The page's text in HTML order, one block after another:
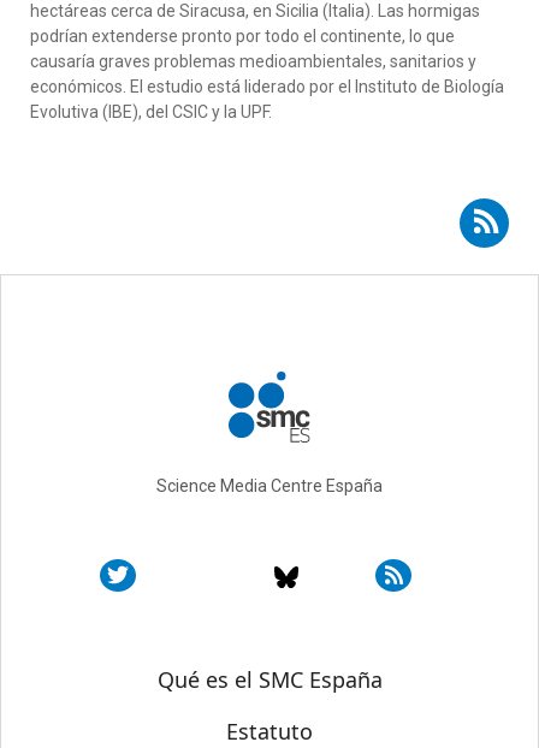
hectáreas cerca de Siracusa, en Sicilia (Italia) . Las hormigas
podrían extenderse pronto por todo el continente, lo que
causaría graves problemas medioambientales, sanitarios y
económicos . El estudio está liderado por el Instituto de Biología
Evolutiva (IBE), del CSIC y la UPF.
Suscribirse a RSS - Luis Calcaterra
Science Media Centre España
Sobre SMC España
Qué es el SMC España
Estatuto